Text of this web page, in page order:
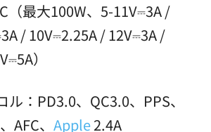
（最大100W、5-11V⎓3A /
/ 10V⎓2.25A / 12V⎓3A /
）
ル：PD3.0、QC3.0、PPS、
AFC、 Apple2.4A